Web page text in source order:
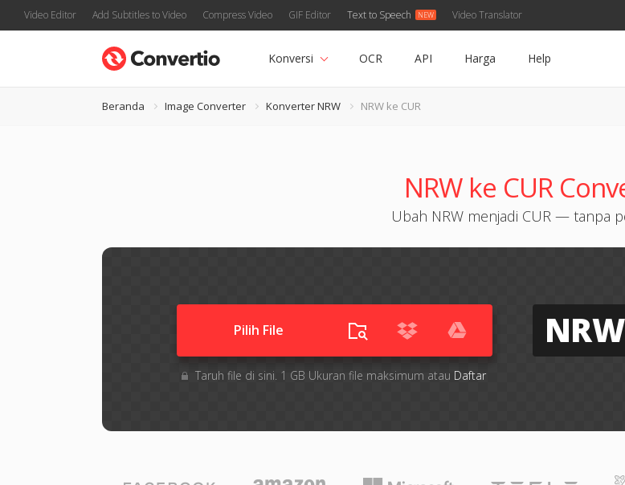
Video Editor Add Subtitles to Video Compress Video GIF Editor Text to Speech Video Translator
Konversi OCR API Harga Help
Beranda Image Converter Konverter NRW NRW ke CUR
NRW ke CUR
Ubah NRW menjadi CUR — tanpa
Pilih File
Taruh file di sini. 1 GB Ukuran file maksimum atau Daftar
NRW